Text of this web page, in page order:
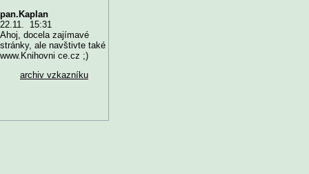
pan.Kaplan
22.11. 15:31
Ahoj, docela zajímavé
stránky, ale navštivte také
www.Knihovni ce.cz ;)
archiv vzkazníku